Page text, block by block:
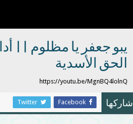
يبو جعفر يا مظلوم ||
الحق الأسدية
https://youtu.be/MgnBQ4lolnQ
شاركها Facebook
Twitter